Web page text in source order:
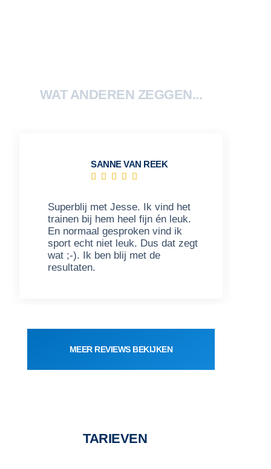
WAT ANDEREN ZEGGEN...
SANNE VAN REEK
    
Superblij met Jesse. Ik vind het
trainen bij hem heel fijn én leuk.
En normaal gesproken vind ik
sport echt niet leuk. Dus dat zegt
wat ;-). Ik ben blij met de
resultaten.
MEER REVIEWS BEKIJKEN
TARIEVEN